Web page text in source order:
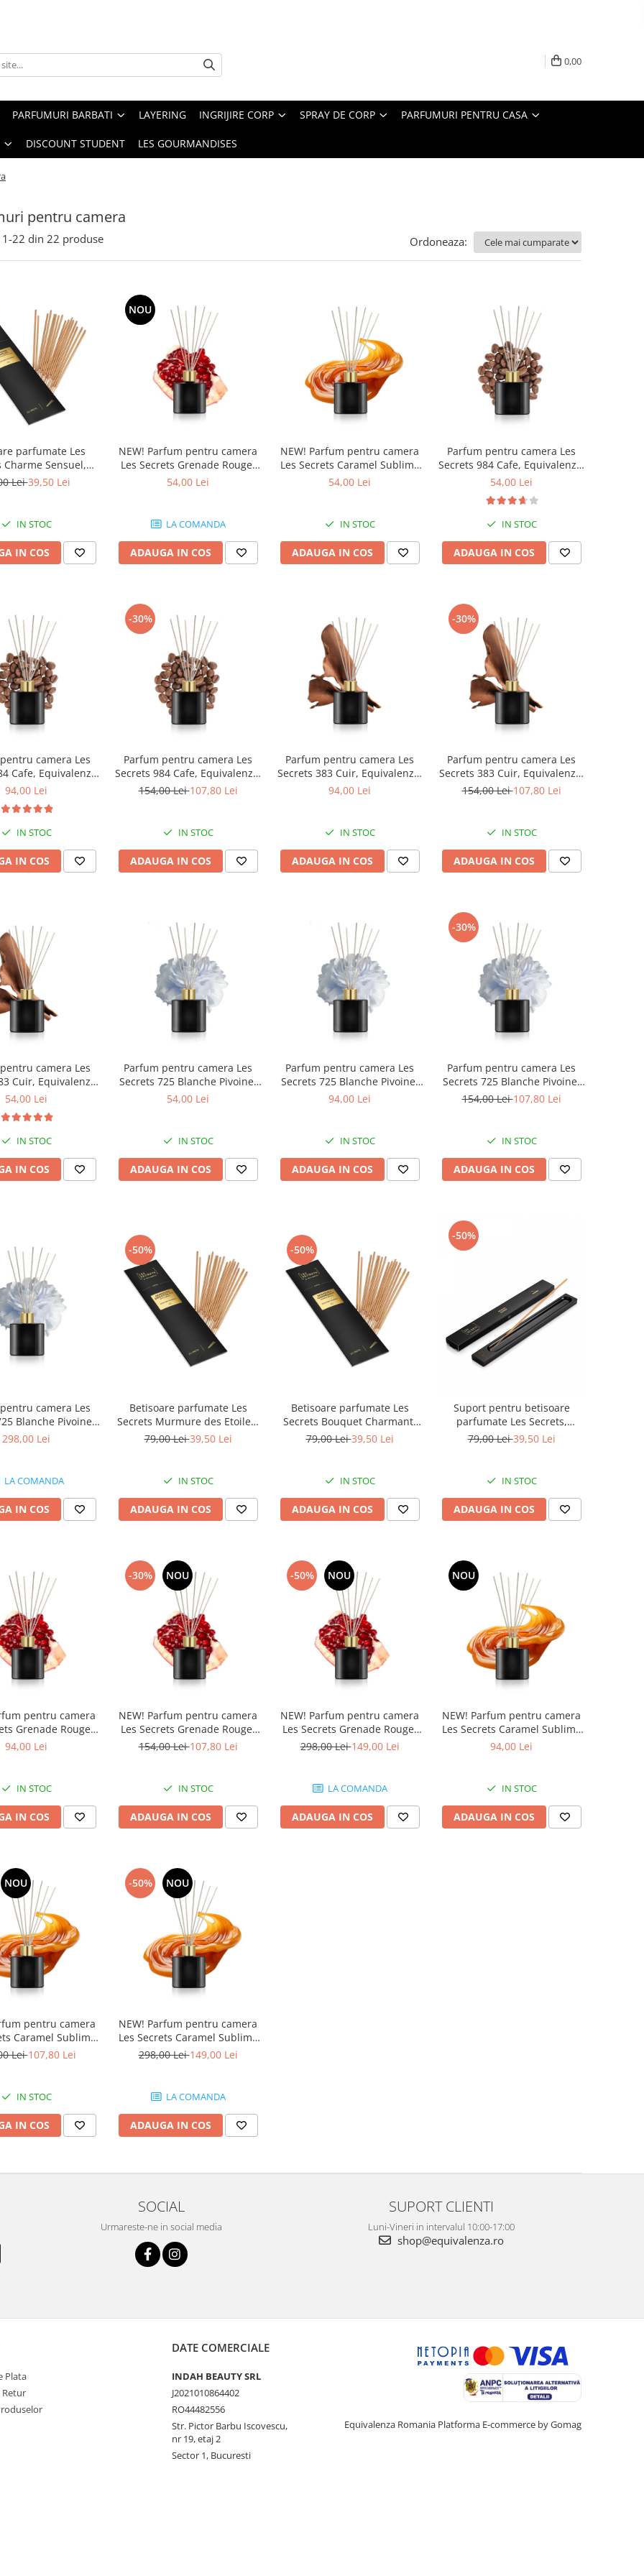
0,00
PARFUMURI BARBATI LAYERING INGRIJIRE CORP SPRAY DE CORP PARFUMURI PENTRU CASA
DISCOUNT STUDENT LES GOURMANDISES
pentru camera
1-22 din 22 produse Ordoneaza:
parfumate Les
Charme Sensuel,
Lei39,50 Lei
IN STOC
IN COS
NOU
NEW! Parfum pentru camera
Les Secrets Grenade Rouge,
Equivalenza, 50 ml
54,00 Lei
LA COMANDA
ADAUGA IN COS
NEW! Parfum pentru camera
Les Secrets Caramel Sublime
729, Equivalenza, 50 ml
54,00 Lei
IN STOC
ADAUGA IN COS
Parfum pentru camera Les
Secrets 984 Cafe, Equivalenza,
50 ml
54,00 Lei
IN STOC
ADAUGA IN COS
camera Les
Cafe, Equivalenza,
100 ml
94,00 Lei
IN STOC
IN COS
-30%
Parfum pentru camera Les
Secrets 984 Cafe, Equivalenza,
200 ml
154,00 Lei107,80 Lei
IN STOC
ADAUGA IN COS
Parfum pentru camera Les
Secrets 383 Cuir, Equivalenza,
100 ml
94,00 Lei
IN STOC
ADAUGA IN COS
-30%
Parfum pentru camera Les
Secrets 383 Cuir, Equivalenza,
200 ml
154,00 Lei107,80 Lei
IN STOC
ADAUGA IN COS
camera Les
Cuir, Equivalenza,
50 ml
54,00 Lei
IN STOC
IN COS
Parfum pentru camera Les
Secrets 725 Blanche Pivoine,
Equivalenza, 50 ml
54,00 Lei
IN STOC
ADAUGA IN COS
Parfum pentru camera Les
Secrets 725 Blanche Pivoine,
Equivalenza, 100 ml
94,00 Lei
IN STOC
ADAUGA IN COS
-30%
Parfum pentru camera Les
Secrets 725 Blanche Pivoine,
Equivalenza, 200 ml
154,00 Lei107,80 Lei
IN STOC
ADAUGA IN COS
camera Les
Blanche Pivoine,
500 ml
298,00 Lei
LA COMANDA
IN COS
-50%
Betisoare parfumate Les
Secrets Murmure des Etoiles,
Equivalenza
79,00 Lei39,50 Lei
IN STOC
ADAUGA IN COS
-50%
Betisoare parfumate Les
Secrets Bouquet Charmant,
Equivalenza
79,00 Lei39,50 Lei
IN STOC
ADAUGA IN COS
-50%
Suport pentru betisoare
parfumate Les Secrets,
Equivalenza
79,00 Lei39,50 Lei
IN STOC
ADAUGA IN COS
pentru camera
Grenade Rouge,
100 ml
94,00 Lei
IN STOC
IN COS
-30% NOU
NEW! Parfum pentru camera
Les Secrets Grenade Rouge,
Equivalenza, 200 ml
154,00 Lei107,80 Lei
IN STOC
ADAUGA IN COS
-50% NOU
NEW! Parfum pentru camera
Les Secrets Grenade Rouge,
Equivalenza, 500 ml
298,00 Lei149,00 Lei
LA COMANDA
ADAUGA IN COS
NOU
NEW! Parfum pentru camera
Les Secrets Caramel Sublime
729, Equivalenza, 100 ml
94,00 Lei
IN STOC
ADAUGA IN COS
NOU
pentru camera
Caramel Sublime
200 ml
Lei107,80 Lei
IN STOC
IN COS
-50% NOU
NEW! Parfum pentru camera
Les Secrets Caramel Sublime
729, Equivalenza, 500 ml
298,00 Lei149,00 Lei
LA COMANDA
ADAUGA IN COS
SOCIAL
Urmareste-ne in social media
SUPORT CLIENTI
Luni-Vineri in intervalul 10:00-17:00
shop@equivalenza.ro
Plata
Retur
DATE COMERCIALE
INDAH BEAUTY SRL
J2021010864402
RO44482556
Str. Pictor Barbu Iscovescu,
nr 19, etaj 2
Sector 1, Bucuresti
Equivalenza Romania Platforma E-commerce by Gomag